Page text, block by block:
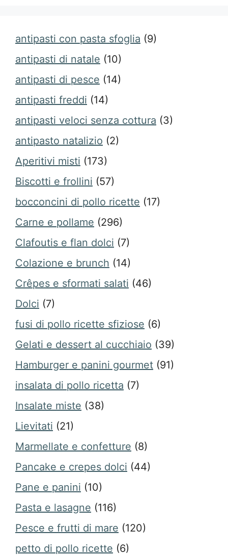
antipasti con pasta sfoglia (9)
antipasti di natale (10)
antipasti di pesce (14)
antipasti freddi (14)
antipasti veloci senza cottura (3)
antipasto natalizio (2)
Aperitivi misti (173)
Biscotti e frollini (57)
bocconcini di pollo ricette (17)
Carne e pollame (296)
Clafoutis e flan dolci (7)
Colazione e brunch (14)
Crêpes e sformati salati (46)
Dolci (7)
fusi di pollo ricette sfiziose (6)
Gelati e dessert al cucchiaio (39)
Hamburger e panini gourmet (91)
insalata di pollo ricetta (7)
Insalate miste (38)
Lievitati (21)
Marmellate e confetture (8)
Pancake e crepes dolci (44)
Pane e panini (10)
Pasta e lasagne (116)
Pesce e frutti di mare (120)
petto di pollo ricette (6)